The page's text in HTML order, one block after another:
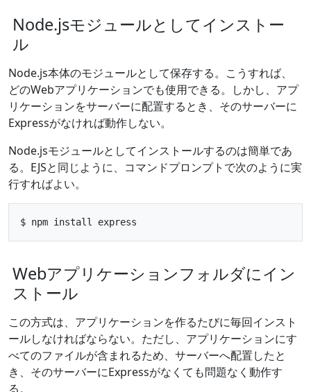
Node.jsモジュールとしてインストー
ル
Node.js本体のモジュールとして保存する。こうすれば、
どのWebアプリケーションでも使用できる。しかし、アプ
リケーションをサーバーに配置するとき、そのサーバーに
Expressがなければ動作しない。
Node.jsモジュールとしてインストールするのは簡単であ
る。EJSと同じように、コマンドプロンプトで次のように実
行すればよい。
Webアプリケーションフォルダにイン
ストール
この方式は、アプリケーションを作るたびに毎回インスト
ールしなければならない。ただし、アプリケーションにす
べてのファイルが含まれるため、サーバーへ配置したと
き、そのサーバーにExpressがなくても問題なく動作す
る。